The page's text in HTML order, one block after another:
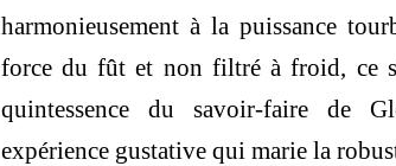
harmonieusement à la puissance
force du fût et non filtré à froid, ce
quintessence du savoir-faire de
expérience gustative qui marie la